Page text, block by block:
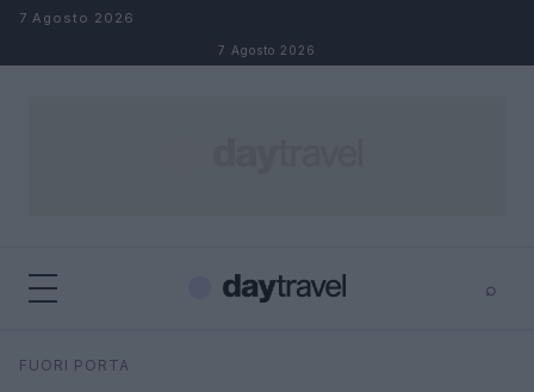
Salta al contenuto
7 Agosto 2026
7 Agosto 2026
⌕
Cerca
FUORI PORTA